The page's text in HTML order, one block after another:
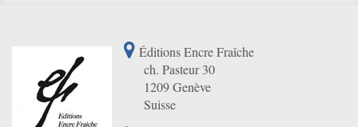
Éditions Encre Fraîche
ch. Pasteur 30
1209 Genève
Suisse